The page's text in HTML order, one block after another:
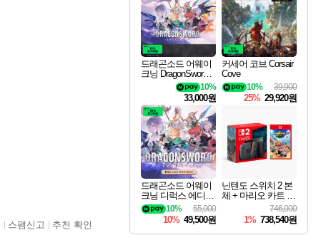
스팸신고 추천 확인
드래곤소드 어웨이
크닝 DragonSword A
10%
33,000원
커세어 코브 Corsair
Cove
39,900
10%
25% 29,920원
드래곤소드 어웨이
크닝 디럭스 에디션
DragonSword Awake
ning Deluxe Edition
55,000
10%
10% 49,500원
닌텐도 스위치 2 본
체 + 마리오 카트 월
746,000
1% 738,540원